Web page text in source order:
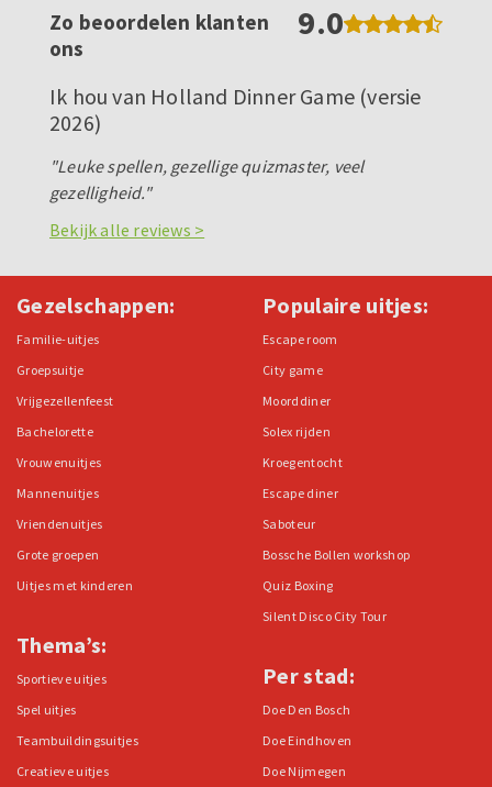
Zo beoordelen klanten
ons
9.0
Ik hou van Holland Dinner Game (versie
2026)
"Leuke spellen, gezellige quizmaster, veel
gezelligheid."
Bekijk alle reviews >
Gezelschappen:
Familie-uitjes
Groepsuitje
Vrijgezellenfeest
Bachelorette
Vrouwenuitjes
Mannenuitjes
Vriendenuitjes
Grote groepen
Uitjes met kinderen
Thema’s:
Sportieve uitjes
Spel uitjes
Teambuildingsuitjes
Creatieve uitjes
Populaire uitjes:
Escape room
City game
Moorddiner
Solex rijden
Kroegentocht
Escape diner
Saboteur
Bossche Bollen workshop
Quiz Boxing
Silent Disco City Tour
Per stad:
Doe Den Bosch
Doe Eindhoven
Doe Nijmegen